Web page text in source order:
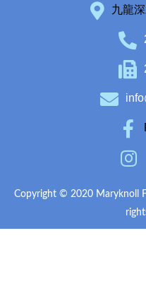
九龍
Copyright © 2020 Maryknoll